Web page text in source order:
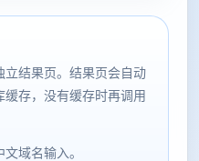
结果页。结果页会自动
存，没有缓存时再调用
域名输入。